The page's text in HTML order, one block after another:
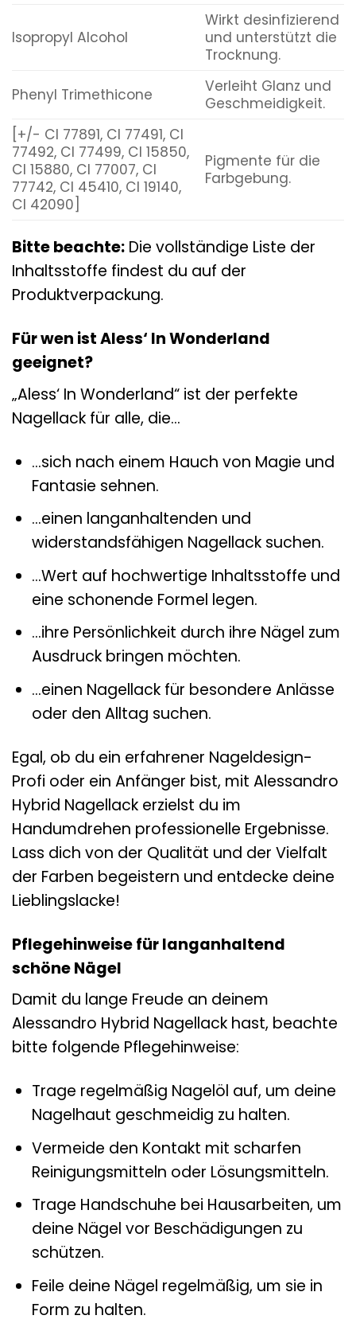
Isopropyl Alcohol
Wirkt desinfizierend
und unterstützt die
Trocknung.
Phenyl Trimethicone
Verleiht Glanz und
Geschmeidigkeit.
[+/- CI 77891, CI 77491, CI
77492, CI 77499, CI 15850,
CI 15880, CI 77007, CI
77742, CI 45410, CI 19140,
CI 42090]
Pigmente für die
Farbgebung.
Bitte beachte: Die vollständige Liste der
Inhaltsstoffe findest du auf der
Produktverpackung.
Für wen ist Aless‘ In Wonderland
geeignet?
„Aless‘ In Wonderland“ ist der perfekte
Nagellack für alle, die…
…sich nach einem Hauch von Magie und
Fantasie sehnen.
…einen langanhaltenden und
widerstandsfähigen Nagellack suchen.
…Wert auf hochwertige Inhaltsstoffe und
eine schonende Formel legen.
…ihre Persönlichkeit durch ihre Nägel zum
Ausdruck bringen möchten.
…einen Nagellack für besondere Anlässe
oder den Alltag suchen.
Egal, ob du ein erfahrener Nageldesign-
Profi oder ein Anfänger bist, mit Alessandro
Hybrid Nagellack erzielst du im
Handumdrehen professionelle Ergebnisse.
Lass dich von der Qualität und der Vielfalt
der Farben begeistern und entdecke deine
Lieblingslacke!
Pflegehinweise für langanhaltend
schöne Nägel
Damit du lange Freude an deinem
Alessandro Hybrid Nagellack hast, beachte
bitte folgende Pflegehinweise:
Trage regelmäßig Nagelöl auf, um deine
Nagelhaut geschmeidig zu halten.
Vermeide den Kontakt mit scharfen
Reinigungsmitteln oder Lösungsmitteln.
Trage Handschuhe bei Hausarbeiten, um
deine Nägel vor Beschädigungen zu
schützen.
Feile deine Nägel regelmäßig, um sie in
Form zu halten.